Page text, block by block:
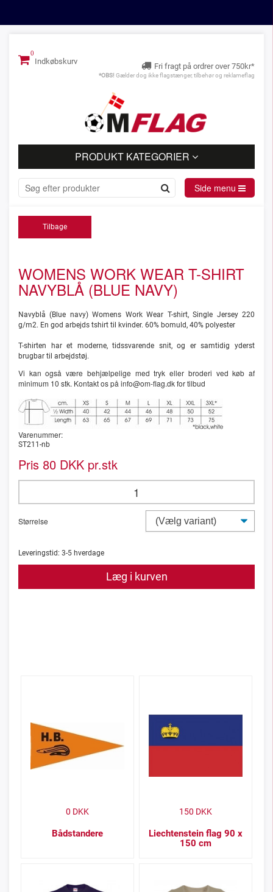
Indkøbskurv
Fri fragt på ordrer over 750kr*
*OBS! Gælder dog ikke flagstænger, tilbehør og reklameflag
PRODUKT KATEGORIER
Side menu
Tilbage
WOMENS WORK WEAR T-SHIRT
NAVYBLÅ (BLUE NAVY)
Navyblå (Blue navy) Womens Work Wear T-shirt, Single Jersey 220
g/m2. En god arbejds tshirt til kvinder. 60% bomuld, 40% polyester
T-shirten har et moderne, tidssvarende snit, og er samtidig yderst
brugbar til arbejdstøj.
Vi kan også være behjælpelige med tryk eller broderi ved køb af
minimum 10 stk. Kontakt os på info@om-flag.dk for tilbud
Varenummer:
ST211-nb
Pris 80 DKK pr.stk
Størrelse
Leveringstid: 3-5 hverdage
Læg i kurven
Bådstandere
0 DKK
Liechtenstein flag 90 x
150 cm
150 DKK